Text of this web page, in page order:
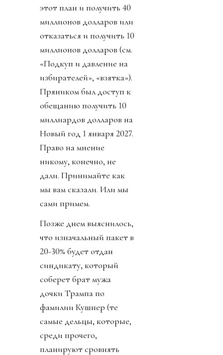
этот план и получить 40
миллионов долларов или
отказаться и получить 10
миллионов долларов (см.
«Подкуп и давление на
избирателей», «взятка»).
Пряником был доступ к
обещанию получить 10
миллиардов долларов на
Новый год 1 января 2027.
Право на мнение
никому, конечно, не
дали. Принимайте как
мы вам сказали. Или мы
сами примем.
Позже днем выяснилось,
что изначальный пакет в
20-30% будет отдан
синдикату, который
соберет брат мужа
дочки Трампа по
фамилии Кушнер (те
самые дельцы, которые,
среди прочего,
планируют сровнять